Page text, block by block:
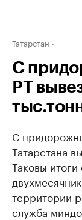
Татарстан
С
РТ
С
Татарстана
Таковы
территории
служба